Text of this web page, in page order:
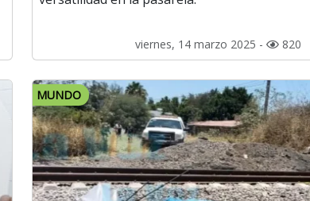
viernes, 14 marzo 2025 - 820
MUNDO